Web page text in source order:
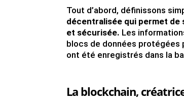
Tout d’abord, définissons
décentralisée qui permet
et sécurisée. Les
blocs de données protégées
ont été enregistrés dans la
La blockchain,